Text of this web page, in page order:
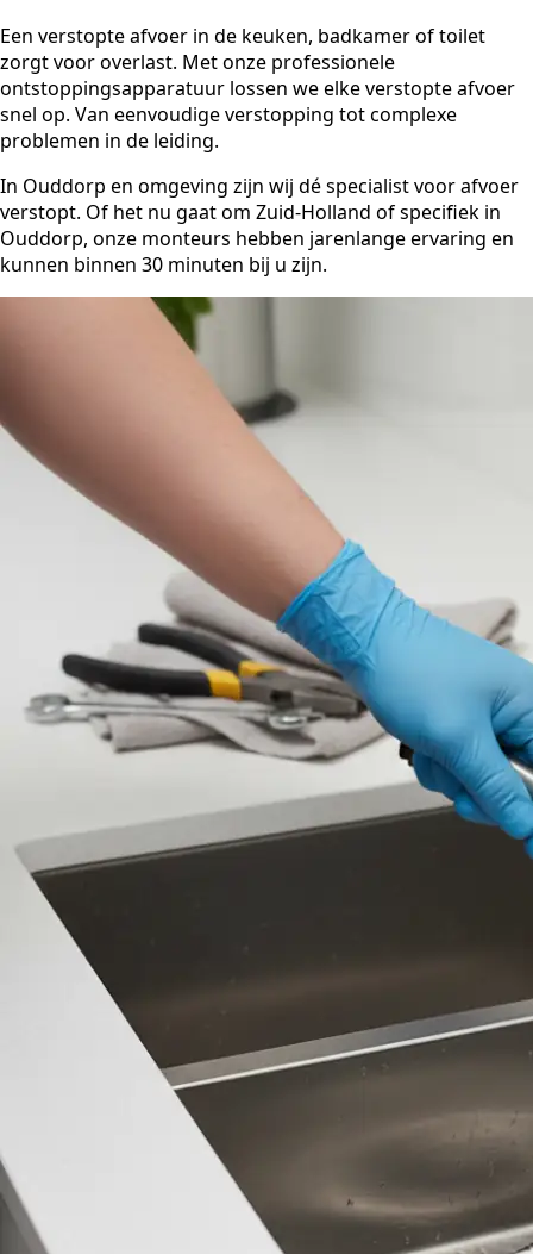
Een verstopte afvoer in de keuken, badkamer of toilet
zorgt voor overlast. Met onze professionele
ontstoppingsapparatuur lossen we elke verstopte afvoer
snel op. Van eenvoudige verstopping tot complexe
problemen in de leiding.
In Ouddorp en omgeving zijn wij dé specialist voor afvoer
verstopt. Of het nu gaat om Zuid-Holland of specifiek in
Ouddorp, onze monteurs hebben jarenlange ervaring en
kunnen binnen 30 minuten bij u zijn.